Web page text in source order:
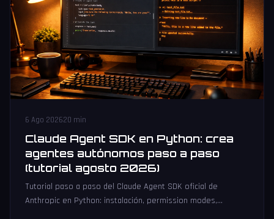
6 Ago 202620 min
Claude Agent SDK en Python: crea
agentes autónomos paso a paso
(tutorial agosto 2026)
Tutorial paso a paso del Claude Agent SDK oficial de
Anthropic en Python: instalación, permission modes,